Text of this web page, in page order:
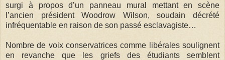
surgi à propos d’un panneau mural mettant en scène
l’ancien président Woodrow Wilson, soudain décrété
infréquentable en raison de son passé esclavagiste…
Nombre de voix conservatrices comme libérales soulignent
en revanche que les griefs des étudiants semblent